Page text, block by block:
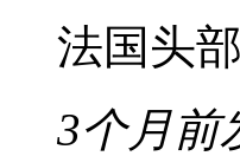
法国头
3个月前